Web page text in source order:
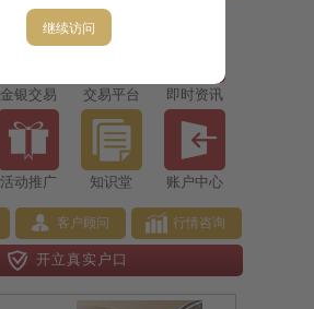
继续访问
金银交易 交易平台 即时资讯
活动推广 知识堂 账户中心
客户顾问 行情咨询
开立真实户口